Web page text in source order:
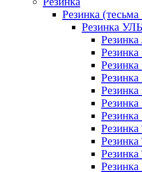
Резинка (тесьма
Резинка